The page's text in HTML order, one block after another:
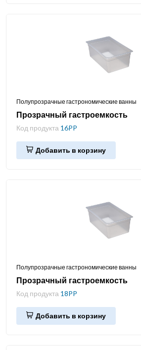
Полупрозрачные гастрономические ванны
Прозрачный гастроемкость
Код продукта 16PP
Добавить в корзину
Полупрозрачные гастрономические ванны
Прозрачный гастроемкость
Код продукта 18PP
Добавить в корзину